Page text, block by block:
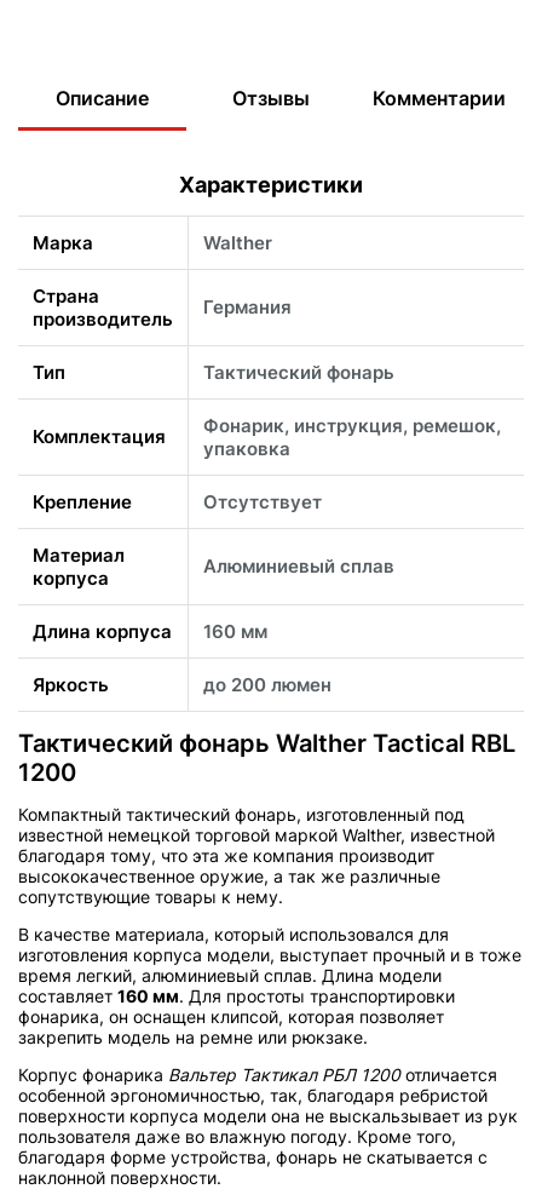
Описание Отзывы Комментарии
Характеристики
Марка Walther
Страна
производитель
Германия
Тип Тактический фонарь
Комплектация
Фонарик, инструкция, ремешок,
упаковка
Крепление Отсутствует
Материал
корпуса
Алюминиевый сплав
Длина корпуса 160 мм
Яркость до 200 люмен
Тактический фонарь Walther Tactical RBL
1200
Компактный тактический фонарь, изготовленный под
известной немецкой торговой маркой Walther, известной
благодаря тому, что эта же компания производит
высококачественное оружие, а так же различные
сопутствующие товары к нему.
В качестве материала, который использовался для
изготовления корпуса модели, выступает прочный и в тоже
время легкий, алюминиевый сплав. Длина модели
составляет 160 мм. Для простоты транспортировки
фонарика, он оснащен клипсой, которая позволяет
закрепить модель на ремне или рюкзаке.
Корпус фонарика Вальтер Тактикал РБЛ 1200отличается
особенной эргономичностью, так, благодаря ребристой
поверхности корпуса модели она не выскальзывает из рук
пользователя даже во влажную погоду. Кроме того,
благодаря форме устройства, фонарь не скатывается с
наклонной поверхности.